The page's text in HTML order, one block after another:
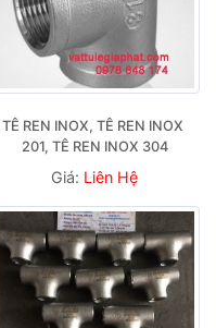
TÊ REN INOX, TÊ REN INOX
201, TÊ REN INOX 304
Giá: Liên Hệ